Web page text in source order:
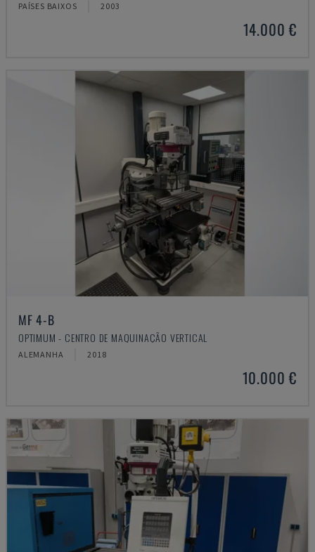
PAÍSES BAIXOS 2003
14.000 €
MF 4-B
OPTIMUM - CENTRO DE MAQUINAÇÃO VERTICAL
ALEMANHA 2018
10.000 €